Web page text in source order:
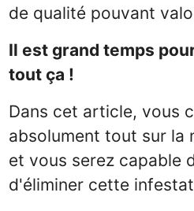
de qualité pouvant
Il est grand temps
tout ça !
Dans cet article, vous
absolument tout sur la
et vous serez capable
d'éliminer cette